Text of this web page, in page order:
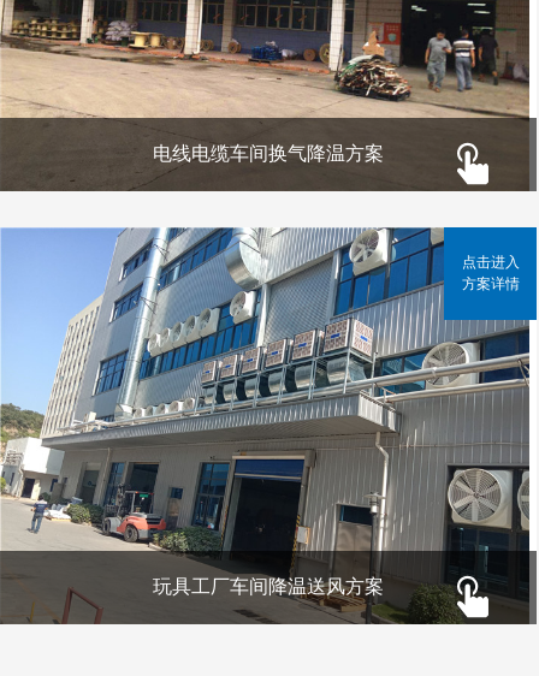
电线电缆车间换气降温方案
玩具工厂车间降温送风方案
点击进入
方案详情